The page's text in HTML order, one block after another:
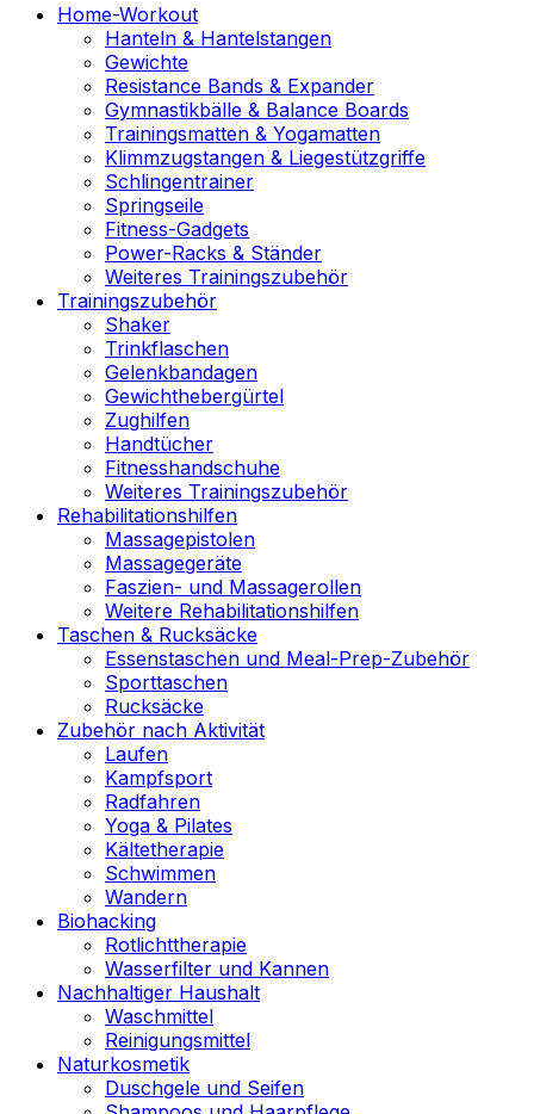
Home-Workout
Hanteln & Hantelstangen
Gewichte
Resistance Bands & Expander
Gymnastikbälle & Balance Boards
Trainingsmatten & Yogamatten
Klimmzugstangen & Liegestützgriffe
Schlingentrainer
Springseile
Fitness-Gadgets
Power-Racks & Ständer
Weiteres Trainingszubehör
Trainingszubehör
Shaker
Trinkflaschen
Gelenkbandagen
Gewichthebergürtel
Zughilfen
Handtücher
Fitnesshandschuhe
Weiteres Trainingszubehör
Rehabilitationshilfen
Massagepistolen
Massagegeräte
Faszien- und Massagerollen
Weitere Rehabilitationshilfen
Taschen & Rucksäcke
Essenstaschen und Meal-Prep-Zubehör
Sporttaschen
Rucksäcke
Zubehör nach Aktivität
Laufen
Kampfsport
Radfahren
Yoga & Pilates
Kältetherapie
Schwimmen
Wandern
Biohacking
Rotlichttherapie
Wasserfilter und Kannen
Nachhaltiger Haushalt
Waschmittel
Reinigungsmittel
Naturkosmetik
Duschgele und Seifen